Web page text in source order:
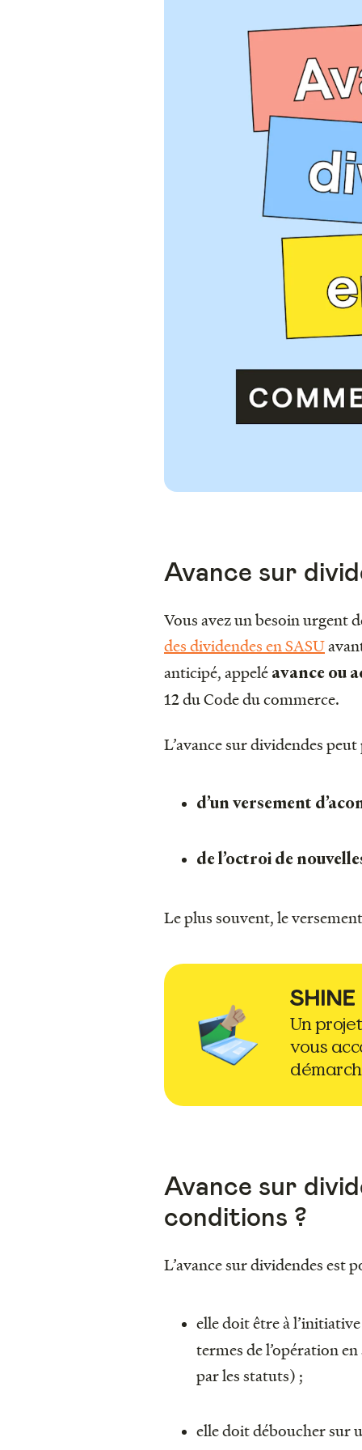
Avance sur
Vous avez un besoin urgent
des dividendes en SASU
anticipé, appelé avance ou
12 du Code du commerce.
L’avance sur dividendes
d’un versement
de l’octroi de
Le plus souvent, le
Un
vous
Avance sur
conditions ?
L’avance sur dividendes est
elle doit être à
termes de l’opération
par les statuts) ;
elle doit déboucher sur